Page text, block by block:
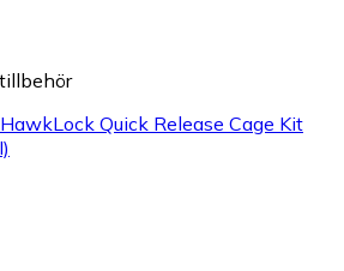
Quick Release Cage Kit